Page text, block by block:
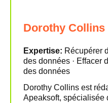
Dorothy Collins
Expertise: Récupérer
des données · Effacer
des données
Dorothy Collins est
Apeaksoft, spécialisée